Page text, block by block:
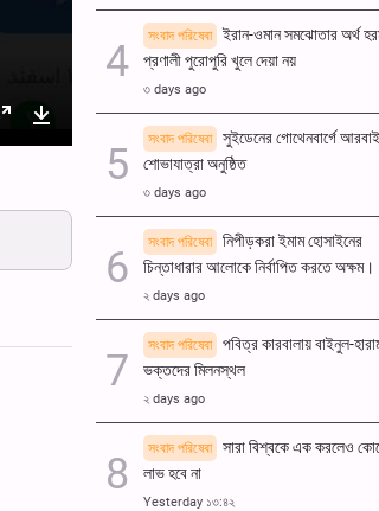
EnterDownload
সংবাদ পরিষেবা
ইরান-ওমান সমঝোতার অর্থ
প্রণালী পুরোপুরি খুলে দেয়া নয়
৩ days ago
সংবাদ পরিষেবা
সুইডেনের গোথেনবার্গে
শোভাযাত্রা অনুষ্ঠিত
৩ days ago
সংবাদ পরিষেবা
নিপীড়করা ইমাম হোসাইনের
চিন্তাধারার আলোকে নির্বাপিত করতে অক্ষম।
২ days ago
সংবাদ পরিষেবা
পবিত্র কারবালায় বাইনুল-
ভক্তদের মিলনস্থল
২ days ago
সংবাদ পরিষেবা
সারা বিশ্বকে এক করলেও
লাভ হবে না
Yesterday ১৩:৪২